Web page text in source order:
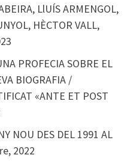
LlUÍS ARMENGOL,
HÈCTOR VALL,
PROFECIA SOBRE EL
BIOGRAFIA /
«ANTE ET POST
NOU DES DEL 1991 AL
2022